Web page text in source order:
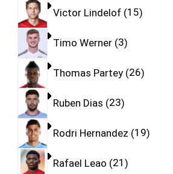
Victor Lindelof 15
Timo Werner 3
Thomas Partey 26
Ruben Dias 23
Rodri Hernandez 19
Rafael Leao 21